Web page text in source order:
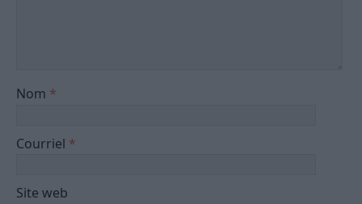
Nom *
Courriel *
Site web